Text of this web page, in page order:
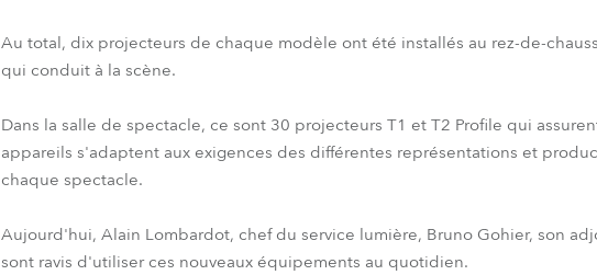
Au total, dix projecteurs de chaque modèle ont été installés au rez-de-
qui conduit à la scène.
Dans la salle de spectacle, ce sont 30 projecteurs T1 et T2 Profile qui
appareils s'adaptent aux exigences des différentes représentations et
chaque spectacle.
Aujourd'hui, Alain Lombardot, chef du service lumière, Bruno Gohier, son
sont ravis d'utiliser ces nouveaux équipements au quotidien.